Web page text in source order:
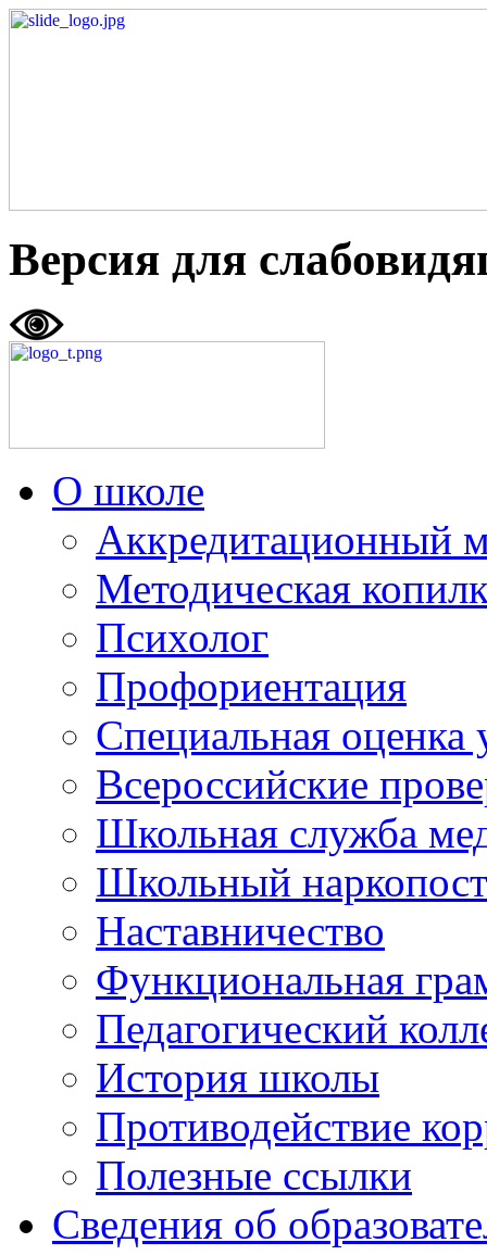
Версия для
О школе
Аккредитационный
Методическая
Психолог
Профориентация
Специальная оценка
Всероссийские
Школьная служба
Школьный наркопост
Наставничество
Функциональная
Педагогический
История школы
Противодействие
Полезные ссылки
Сведения об